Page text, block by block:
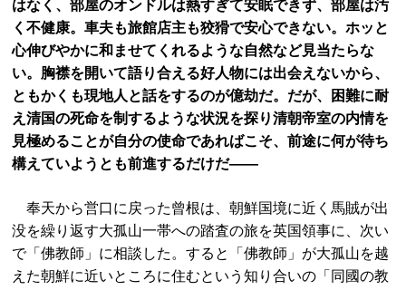
はなく、部屋のオンドルは熱すぎて安眠できず、部屋は汚
く不健康。車夫も旅館店主も狡猾で安心できない。ホッと
心伸びやかに和ませてくれるような自然など見当たらな
い。胸襟を開いて語り合える好人物には出会えないから、
ともかくも現地人と話をするのが億劫だ。だが、困難に耐
え清国の死命を制するような状況を探り清朝帝室の内情を
見極めることが自分の使命であればこそ、前途に何が待ち
構えていようとも前進するだけだ――
奉天から営口に戻った曾根は、朝鮮国境に近く馬賊が出
没を繰り返す大孤山一帯への踏査の旅を英国領事に、次い
で「佛教師」に相談した。すると「佛教師」が大孤山を越
えた朝鮮に近いところに住むという知り合いの「同國の教